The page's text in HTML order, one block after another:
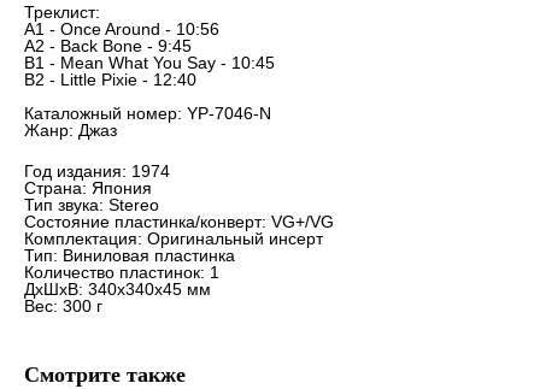
Треклист:
A1 - Once Around - 10:56
A2 - Back Bone - 9:45
B1 - Mean What You Say - 10:45
B2 - Little Pixie - 12:40
Каталожный номер: YP-7046-N
Жанр: Джаз
Год издания: 1974
Страна: Япония
Тип звука: Stereo
Состояние пластинка/конверт: VG+/VG
Комплектация: Оригинальный инсерт
Тип: Виниловая пластинка
Количество пластинок: 1
ДxШxВ: 340x340x45 мм
Вес: 300 г
Смотрите также